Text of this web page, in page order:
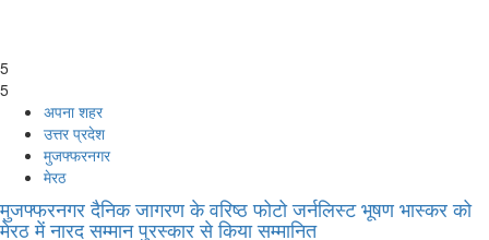
5
5
अपना शहर
उत्तर प्रदेश
मुजफ्फरनगर
मेरठ
मुजफ्फरनगर दैनिक जागरण के वरिष्ठ फोटो जर्नलिस्ट भूषण भास्कर को
मेरठ में नारद सम्मान पुरस्कार से किया सम्मानित